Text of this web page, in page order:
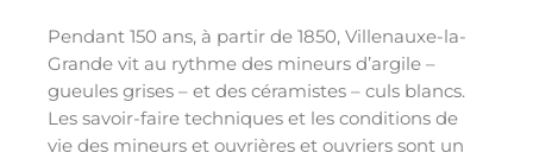
Pendant 150 ans, à partir de 1850, Villenauxe-la-
Grande vit au rythme des mineurs d’argile –
gueules grises – et des céramistes – culs blancs.
Les savoir-faire techniques et les conditions de
vie des mineurs et ouvrières et ouvriers sont un